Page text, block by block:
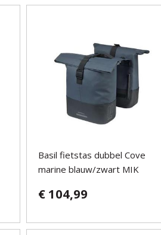
Basil fietstas dubbel Cove
marine blauw/zwart MIK
€ 104,99